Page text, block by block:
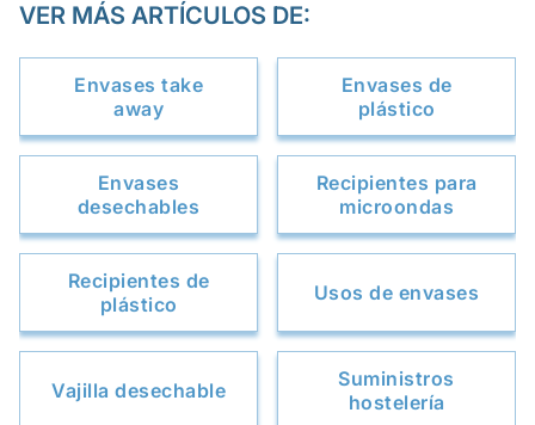
VER MÁS ARTÍCULOS DE:
Envases take
away
Envases de
plástico
Envases
desechables
Recipientes para
microondas
Recipientes de
plástico
Usos de envases
Vajilla desechable
Suministros
hostelería